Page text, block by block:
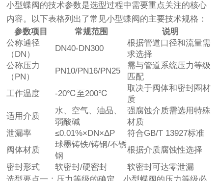
小型蝶阀的技术参数是选型过程中需要重点关注的核心
内容。以下表格列出了常见小型蝶阀的主要技术规格：
参数项目
常规范围
说明
公称通径
（DN）
DN40-DN300
根据管道口径和流量需
求选择
公称压力
（PN）
PN10/PN16/PN25
需与管道系统压力等级
匹配
工作温度
-20℃至200℃
取决于阀体和密封圈材
质
适用介质
水、空气、油品、
弱酸碱
强腐蚀介质需选用特殊
材质
泄漏率
≤0.01%×DN×ΔP
符合GB/T 13927标准
阀体材质
球墨铸铁/铸钢/不锈
钢
根据介质腐蚀性选择
密封形式
软密封/硬密封
软密封可达零泄漏